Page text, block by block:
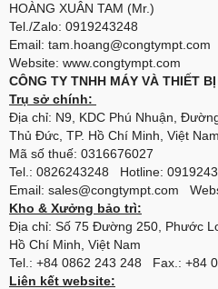
HOÀNG XUÂN TAM (Mr.)
Tel./Zalo: 0919243248
Email: tam.hoang@congtympt.com
Website: www.congtympt.com
CÔNG TY TNHH MÁY VÀ THIẾT
Trụ sở chính:
Địa chỉ: N9, KDC Phú Nhuận,
Thủ Đức, TP. Hồ Chí Minh, Việt Nam
Mã số thuế: 0316676027
Tel.: 0826243248 Hotline:
Email: sales@congtympt.com
Kho & Xưởng bảo trì:
Địa chỉ: Số 75 Đường 250, Phước
Hồ Chí Minh, Việt Nam
Tel.: +84 0862 243 248 Fax.: +84
Liên kết website: